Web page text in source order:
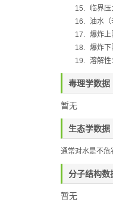
15.
临界压
16. 油水（
17. 爆炸上
18. 爆炸下
19. 溶解性
毒理学数据
暂无
生态学数据
通常对水是不危
分子结构数
暂无